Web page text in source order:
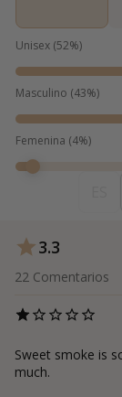
Unisex (52%)
Masculino (43%)
Femenina (4%)
3.3
22 Comentarios
Sweet smoke is
much.